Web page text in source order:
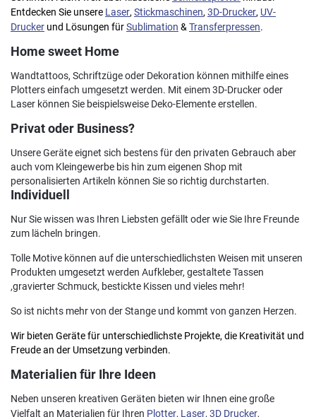
Entdecken Sie unsere Laser,Stickmaschinen,3D-Drucker, UV-
Drucker und Lösungen fürSublimation &Transferpressen.
Home sweet Home
Wandtattoos, Schriftzüge oder Dekoration können mithilfe eines
Plotters einfach umgesetzt werden. Mit einem 3D-Drucker oder
Laser können Sie beispielsweise Deko-Elemente erstellen.
Privat oder Business?
Unsere Geräte eignet sich bestens für den privaten Gebrauch aber
auch vom Kleingewerbe bis hin zum eigenen Shop mit
personalisierten Artikeln können Sie so richtig durchstarten.
Individuell
Nur Sie wissen was Ihren Liebsten gefällt oder wie Sie Ihre Freunde
zum lächeln bringen.
Tolle Motive können auf die unterschiedlichsten Weisen mit unseren
Produkten umgesetzt werden Aufkleber, gestaltete Tassen
,gravierter Schmuck, bestickte Kissen und vieles mehr!
So ist nichts mehr von der Stange und kommt von ganzen Herzen.
Wir bieten Geräte für unterschiedlichste Projekte, die Kreativität und
Freude an der Umsetzung verbinden.
Materialien für Ihre Ideen
Neben unseren kreativen Geräten bieten wir Ihnen eine große
Vielfalt an Materialien für Ihren Plotter, Laser, 3D Drucker,